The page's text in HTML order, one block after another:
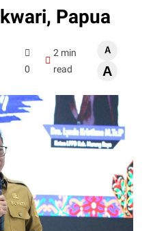
Papua
0
2 min
read
A
A